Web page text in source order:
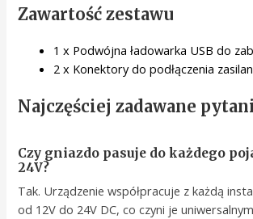
Zawartość zestawu
1 x Podwójna ładowarka USB do
2 x Konektory do podłączenia
Najczęściej zadawane
Czy gniazdo pasuje do każdego
24V?
Tak. Urządzenie współpracuje z każdą
od 12V do 24V DC, co czyni je